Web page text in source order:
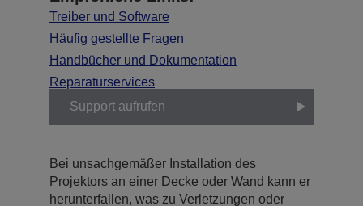
Treiber und Software
Häufig gestellte Fragen
Handbücher und Dokumentation
Reparaturservices
Support aufrufen
Bei unsachgemäßer Installation des
Projektors an einer Decke oder Wand kann er
herunterfallen, was zu Verletzungen oder